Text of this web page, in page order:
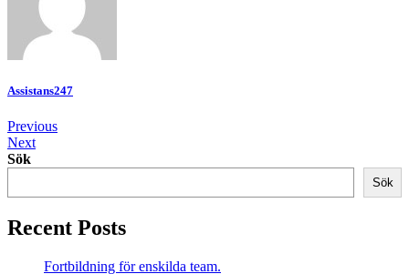
Assistans247
Inläggsnavigering
Previous
Next
Sök
Sök
Recent Posts
Fortbildning för enskilda team.